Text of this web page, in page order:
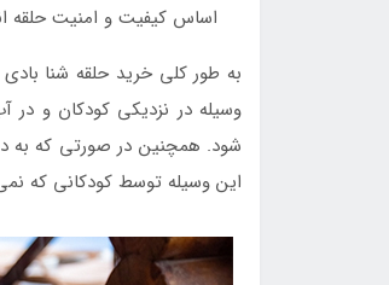
اساس کیفیت و امنیت حلقه
به طور کلی خرید حلقه شنا
وسیله در نزدیکی کودکان و در
شود. همچنین در صورتی که به
این وسیله توسط کودکانی که